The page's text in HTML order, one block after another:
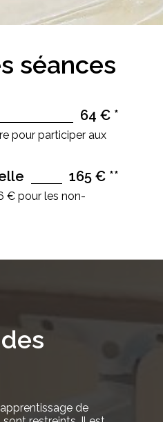
séances
64 € *
pour participer aux
165 € **
€ pour les non-
des
apprentissage de